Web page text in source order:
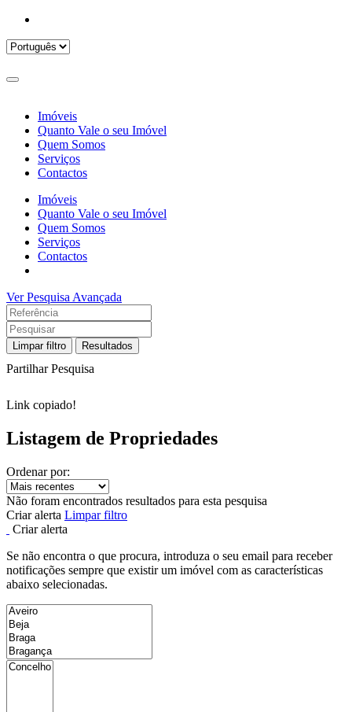
Imóveis
Quanto Vale o seu Imóvel
Quem Somos
Serviços
Contactos
Imóveis
Quanto Vale o seu Imóvel
Quem Somos
Serviços
Contactos
Ver Pesquisa Avançada
Limpar filtro Resultados
Partilhar Pesquisa
Link copiado!
Listagem de Propriedades
Ordenar por:
Não foram encontrados resultados para esta pesquisa
Criar alerta Limpar filtro
Criar alerta
Se não encontra o que procura, introduza o seu email para receber
notificações sempre que existir um imóvel com as características
abaixo selecionadas.